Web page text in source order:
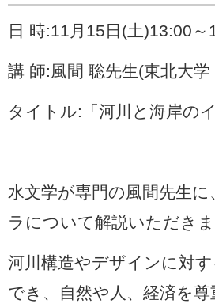
日 時:11月15日(土)13:00～
講 師:風間 聡先生(東北大
タイトル:「河川と海岸の
水文学が専門の風間先生
ラについて解説いただきま
河川構造やデザインに対
でき、自然や人、経済を